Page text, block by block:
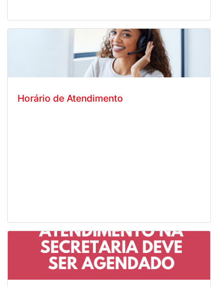
Horário de Atendimento